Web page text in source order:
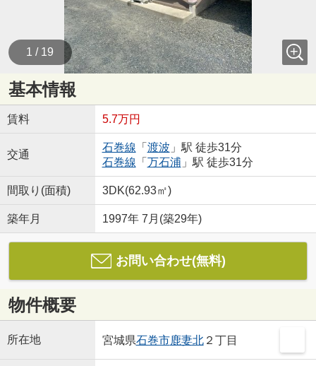
1 / 19
基本情報
賃料 5.7万円
交通
石巻線 「 渡波 」駅 徒歩31分
石巻線 「 万石浦 」駅 徒歩31分
間取り(面積) 3DK(62.93㎡)
築年月 1997年 7月(築29年)
お問い合わせ(無料)
物件概要
所在地 宮城県石巻市鹿妻北２丁目